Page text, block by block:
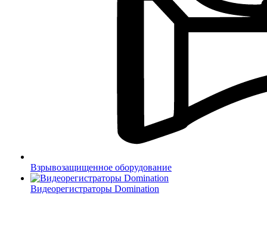
Взрывозащищенное оборудование
Видеорегистраторы Domination